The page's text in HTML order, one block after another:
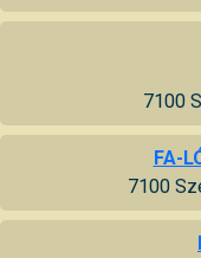
7100
FA-
7100